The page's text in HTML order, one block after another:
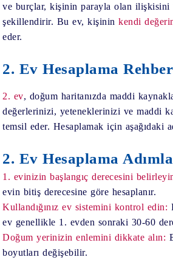
ve burçlar, kişinin parayla olan ilişkisini
şekillendirir. Bu ev, kişininkendi
eder.
2. Ev Hesaplama
2. ev, doğum haritanızda maddi
değerlerinizi, yeteneklerinizi ve maddi
temsil eder. Hesaplamak için aşağıdaki
2. Ev Hesaplama
1. evinizin başlangıç derecesini
evin bitiş derecesine göre hesaplanır.
Kullandığınız ev sistemini kontrol edin:
ev genellikle 1. evden sonraki 30-60
Doğum yerinizin enlemini dikkate alın:
boyutları değişebilir.